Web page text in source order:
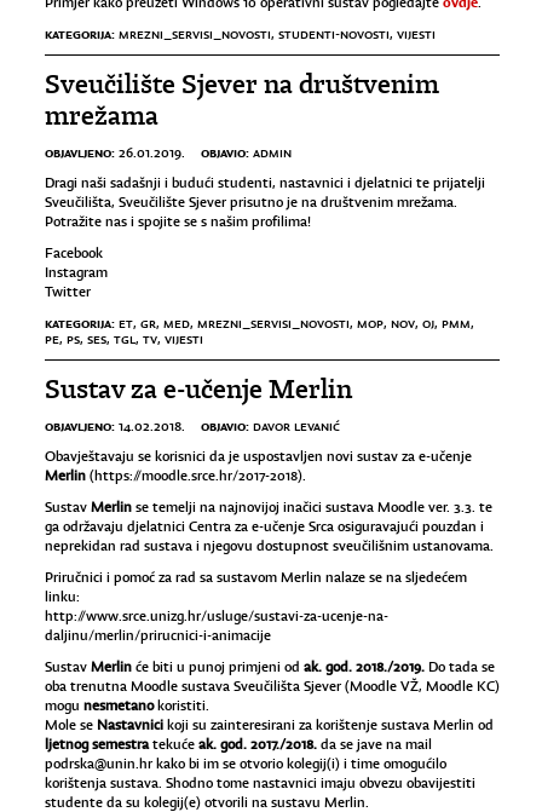
KATEGORIJA: MREZNI_SERVISI_NOVOSTI, STUDENTI-NOVOSTI, VIJESTI
Sveučilište Sjever na društvenim
mrežama
OBJAVLJENO: 26.01.2019. OBJAVIO: ADMIN
Dragi naši sadašnji i budući studenti, nastavnici i djelatnici te prijatelji
Sveučilišta, Sveučilište Sjever prisutno je na društvenim mrežama.
Potražite nas i spojite se s našim profilima!
Facebook
Instagram
Twitter
KATEGORIJA: ET, GR, MED, MREZNI_SERVISI_NOVOSTI, MOP, NOV, OJ, PMM,
PE, PS, SES, TGL, TV, VIJESTI
Sustav za e-učenje Merlin
OBJAVLJENO: 14.02.2018. OBJAVIO: DAVOR LEVANIĆ
Obavještavaju se korisnici da je uspostavljen novi sustav za e-učenje
Merlin (https://moodle.srce.hr/2017-2018).
Sustav Merlin se temelji na najnovijoj inačici sustava Moodle ver. 3.3. te
ga održavaju djelatnici Centra za e-učenje Srca osiguravajući pouzdan i
neprekidan rad sustava i njegovu dostupnost sveučilišnim ustanovama.
Priručnici i pomoć za rad sa sustavom Merlin nalaze se na sljedećem
linku:
http://www.srce.unizg.hr/usluge/sustavi-za-ucenje-na-
daljinu/merlin/prirucnici-i-animacije
Sustav Merlin će biti u punoj primjeni od ak. god. 2018./2019. Do tada se
oba trenutna Moodle sustava Sveučilišta Sjever (Moodle VŽ, Moodle KC)
mogu nesmetanokoristiti.
Mole se Nastavnici koji su zainteresirani za korištenje sustava Merlin od
ljetnog semestratekuće ak. god. 2017./2018. da se jave na mail
podrska@unin.hr kako bi im se otvorio kolegij(i) i time omogućilo
korištenja sustava. Shodno tome nastavnici imaju obvezu obavijestiti
studente da su kolegij(e) otvorili na sustavu Merlin.